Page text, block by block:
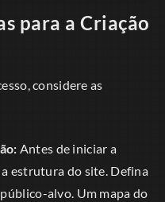
para a Criação
considere as
Antes de iniciar a
estrutura do site. Defina
alvo. Um mapa do